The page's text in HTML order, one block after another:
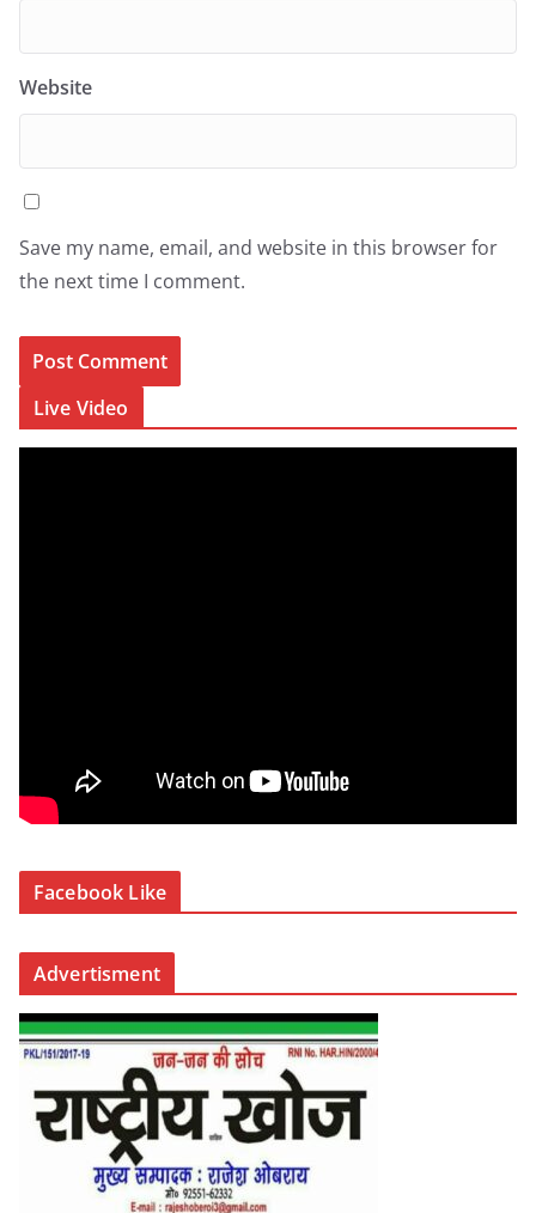
Website
Save my name, email, and website in this browser for
the next time I comment.
Live Video
Facebook Like
Advertisment